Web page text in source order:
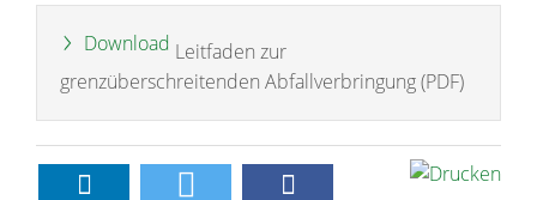
Download Leitfaden zur
grenzüberschreitenden Abfallverbringung (PDF)